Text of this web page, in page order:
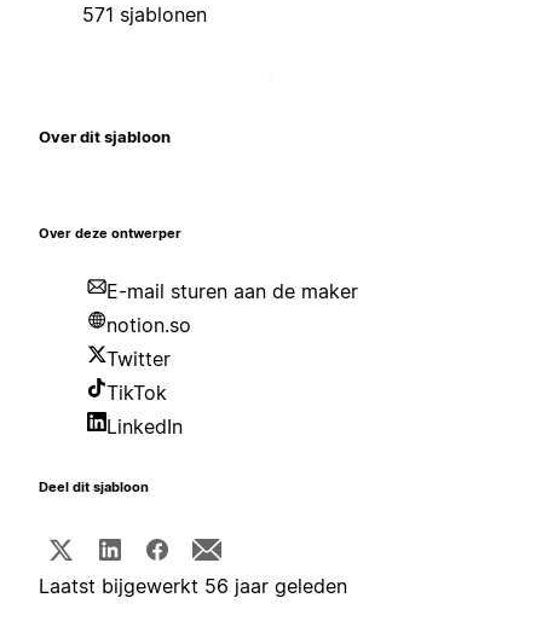
571 sjablonen
Over dit sjabloon
Over deze ontwerper
E-mail sturen aan de maker
notion.so
Twitter
TikTok
LinkedIn
Deel dit sjabloon
Laatst bijgewerkt 56 jaar geleden